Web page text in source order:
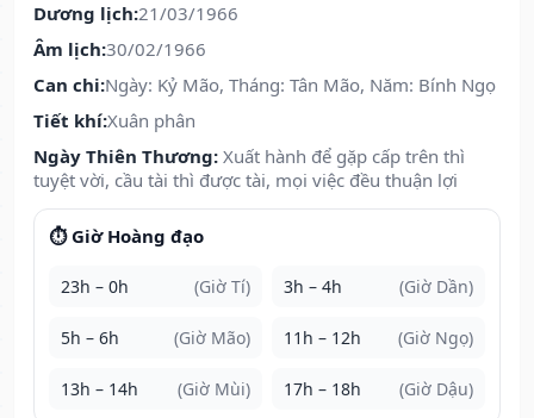
Dương lịch:21/03/1966
Âm lịch:30/02/1966
Can chi:Ngày: Kỷ Mão, Tháng: Tân Mão, Năm: Bính Ngọ
Tiết khí:Xuân phân
Ngày Thiên Thương: Xuất hành để gặp cấp trên thì
tuyệt vời, cầu tài thì được tài, mọi việc đều thuận lợi
⏱️ Giờ Hoàng đạo
23h – 0h (Giờ Tí) 3h – 4h (Giờ Dần)
5h – 6h (Giờ Mão) 11h – 12h (Giờ Ngọ)
13h – 14h (Giờ Mùi) 17h – 18h (Giờ Dậu)